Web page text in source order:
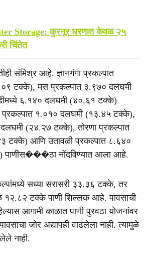
Storage: कुरनूर धरणात केवळ २५
चिंतेत
संमिश्र आहे. ज्ञानगंगा प्रकल्पात
टक्के), मस प्रकल्पात ३.९७० दलघमी
६.१४० दलघमी (४०.६१ टक्के)
प्रकल्पात १.०१० दलघमी (१३.४५ टक्के),
(२४.२७ टक्के), तोरणा प्रकल्पात
टक्के) आणि उतावळी प्रकल्पात ८.६४०
नोंदविण्यात आला आहे.
सध्या सरासरी ३३.३६ टक्के, तर
टक्के पाणी शिल्लक आहे. पावसाची
आगामी काळात पाणी पुरवठा योजनांवर
जोर अद्यापही वाढलेला नाही. त्यामुळे
नाही.